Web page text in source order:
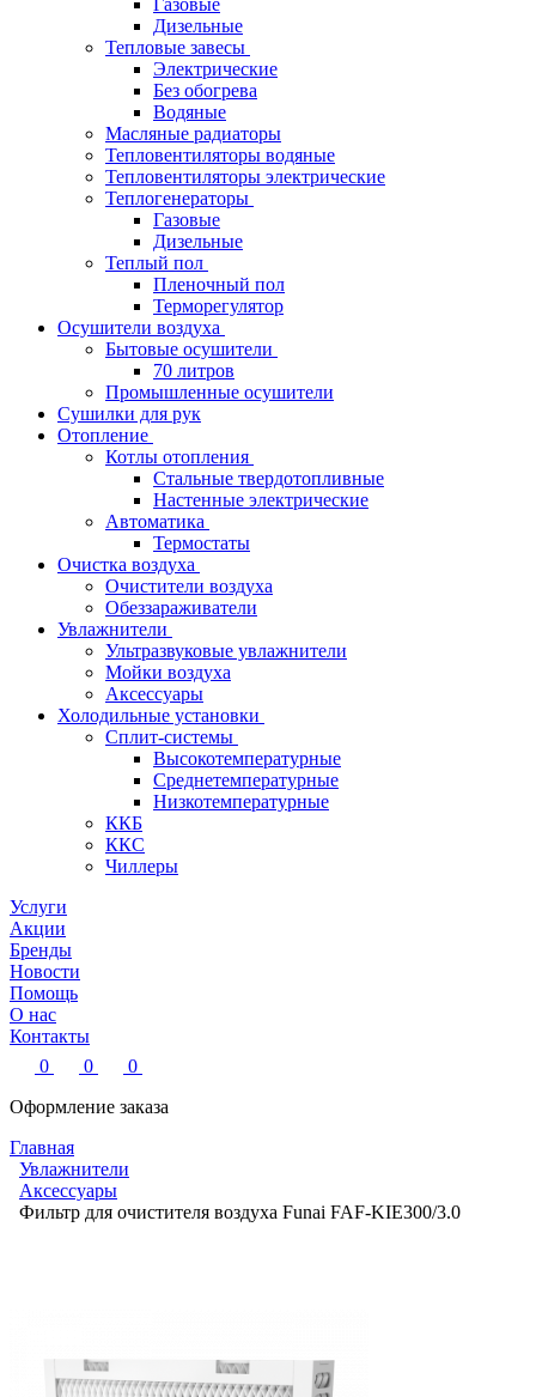
Газовые
Дизельные
Тепловые завесы
Электрические
Без обогрева
Водяные
Масляные радиаторы
Тепловентиляторы водяные
Тепловентиляторы электрические
Теплогенераторы
Газовые
Дизельные
Теплый пол
Пленочный пол
Терморегулятор
Осушители воздуха
Бытовые осушители
70 литров
Промышленные осушители
Сушилки для рук
Отопление
Котлы отопления
Стальные твердотопливные
Настенные электрические
Автоматика
Термостаты
Очистка воздуха
Очистители воздуха
Обеззараживатели
Увлажнители
Ультразвуковые увлажнители
Мойки воздуха
Аксессуары
Холодильные установки
Сплит-системы
Высокотемпературные
Среднетемпературные
Низкотемпературные
ККБ
ККС
Чиллеры
Услуги
Акции
Бренды
Новости
Помощь
О нас
Контакты
0
0
0
Оформление заказа
Главная
Увлажнители
Аксессуары
Фильтр для очистителя воздуха Funai FAF-KIE300/3.0